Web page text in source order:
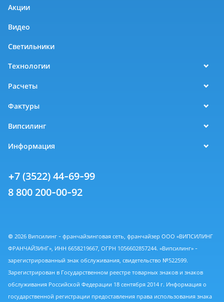
Акции
Видео
Светильники
Технологии
Расчеты
Фактуры
Випсилинг
Информация
+7 (3522) 44-69-99
8 800 200-00-92
© 2026 Випсилинг - франчайзинговая сеть, франчайзер ООО «ВИПСИЛИНГ
ФРАНЧАЙЗИНГ», ИНН 6658219667, ОГРН 1056602857244. «Випсилинг» -
зарегистрированный знак обслуживания, свидетельство №522599.
Зарегистрирован в Государственном реестре товарных знаков и знаков
обслуживания Российской Федерации 18 сентября 2014 г. Информация о
государственной регистрации предоставления права использования знака